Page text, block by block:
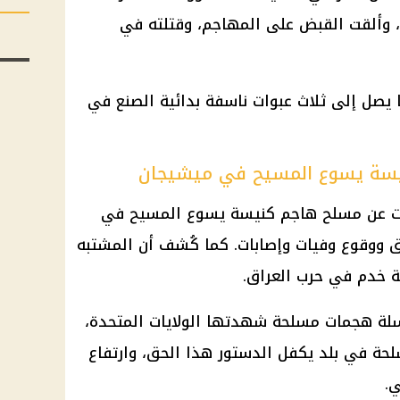
وألقت القبض على المهاجم، وقتلته في
يصل إلى ثلاث عبوات ناسفة بدائية الصنع في
يسوع المسيح في ميشيجان
عن مسلح هاجم كنيسة يسوع المسيح في
ووقوع وفيات وإصابات. كما كُشف أن المشتبه
خدم في حرب العراق.
هجمات مسلحة شهدتها الولايات المتحدة،
في بلد يكفل الدستور هذا الحق، وارتفاع